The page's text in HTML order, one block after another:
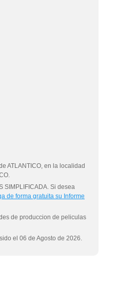
ATLANTICO, en la localidad
SIMPLIFICADA. Si desea
de forma gratuita su Informe
de produccion de peliculas
el 06 de Agosto de 2026.